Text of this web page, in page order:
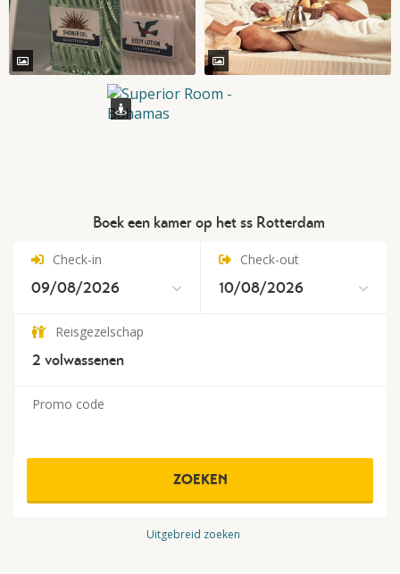
Boek een kamer op het ss Rotterdam
Check-in Check-out
Reisgezelschap
2 volwassenen
Promo code
ZOEKEN
Uitgebreid zoeken